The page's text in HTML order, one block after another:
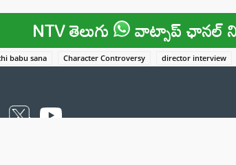
NTV తెలుగు వాట్సాప్ ఛానల్
babu sana Character Controversy director interview